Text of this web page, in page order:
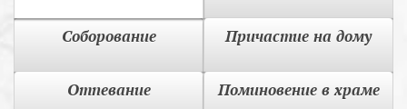
Соборование Причастие на дому
Отпевание Поминовение в храме